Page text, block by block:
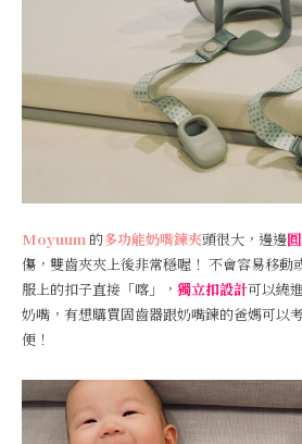
Moyuum 的多功能奶嘴鍊夾頭很大，邊邊
傷，雙齒夾夾上後非常穩喔！ 不會容易移動
服上的扣子直接「喀」， 獨立扣設計可以繞
奶嘴，有想購買固齒器跟奶嘴鍊的爸媽可以
便！